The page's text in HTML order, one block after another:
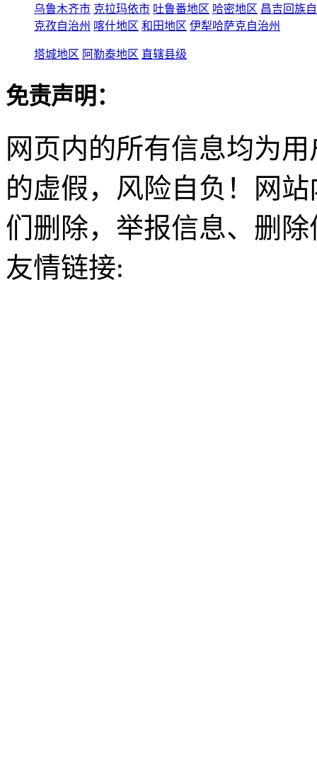
乌鲁木齐市 克拉玛依市 吐鲁番地区 哈密地区 昌吉回族
克孜自治州 喀什地区 和田地区 伊犁哈萨克自治州
塔城地区 阿勒泰地区 直辖县级
免责声明：
网页内的所有信息均为
的虚假，风险自负！网
们删除，举报信息、删
友情链接: